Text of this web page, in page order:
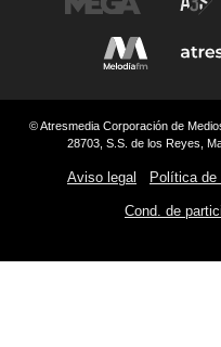
© Atresmedia Corporación de
28703, S.S. de los Reyes,
Aviso legal Política de
Cond. de